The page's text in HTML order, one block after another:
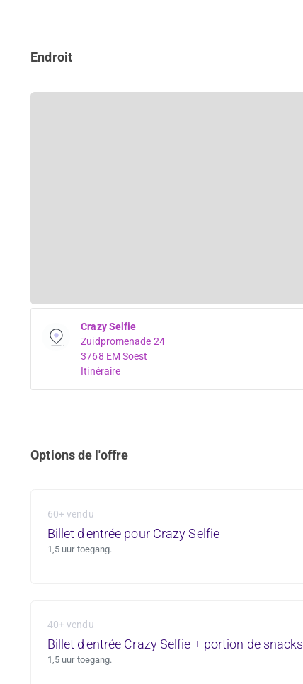
Endroit
Crazy Selfie
Zuidpromenade 24
3768 EM Soest
Itinéraire
Options de l'offre
60+ vendu
Billet d'entrée pour Crazy Selfie
1,5 uur toegang.
40+ vendu
Billet d'entrée Crazy Selfie + portion de snacks
1,5 uur toegang.